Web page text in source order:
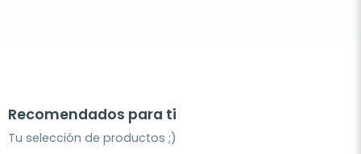
Recomendados para ti
Tu selección de productos ;)